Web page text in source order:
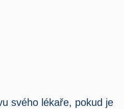
svého lékaře, pokud je